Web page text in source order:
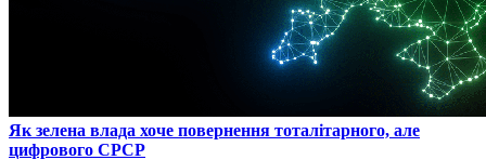
​Як зелена влада хоче повернення тоталітарного, але
цифрового СРСР